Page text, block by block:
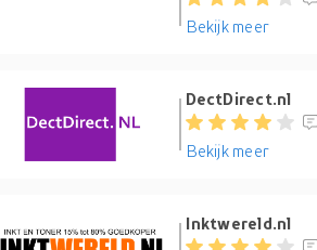
Bekijk meer
DectDirect.nl
Bekijk meer
Inktwereld.nl